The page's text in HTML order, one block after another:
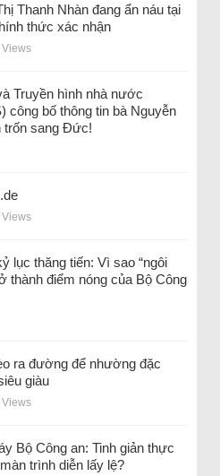
Thanh Nhàn đang ẩn náu tại
thức xác nhận
Truyền hình nhà nước
công bố thông tin bà Nguyễn
trốn sang Đức!
lục thăng tiến: Vì sao “ngôi
thành điểm nóng của Bộ Công
ra đường để nhường đặc
giàu
Bộ Công an: Tinh giản thực
trình diễn lấy lệ?